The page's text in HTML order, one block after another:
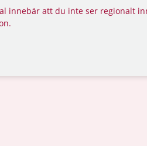
innebär att du inte ser regionalt